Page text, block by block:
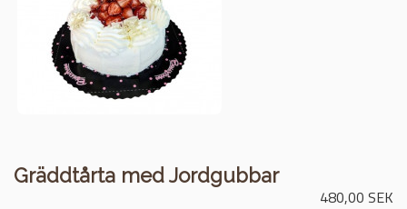
Gräddtårta med Jordgubbar
480,00 SEK